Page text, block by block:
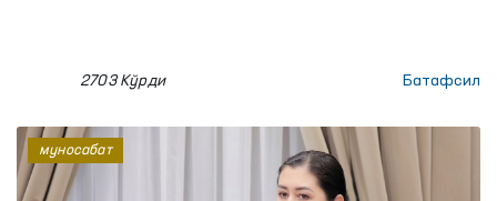
2703 Кўрди Батафсил
муносабат